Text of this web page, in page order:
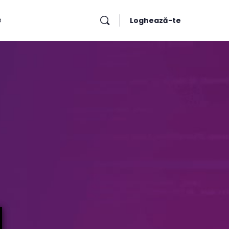
Loghează-te